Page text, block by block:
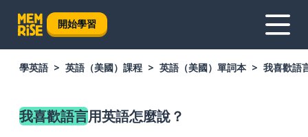
開始學習
學英語 英語（美國）課程 英語（美國）單詞本 我喜歡語
我喜歡語言用英語怎麼說？